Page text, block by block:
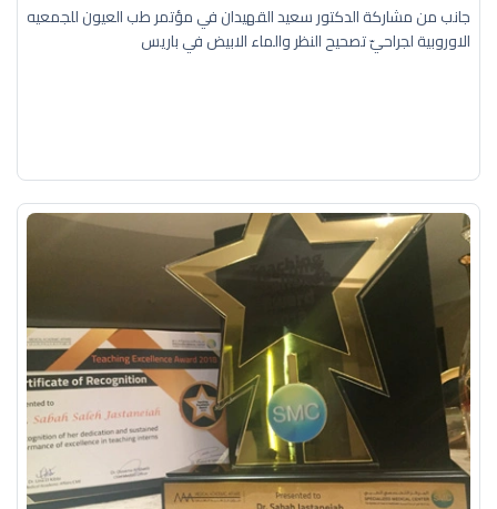
جانب من مشاركة الدكتور سعيد القهيدان في مؤتمر طب العيون للجمعيه
الاوروبية لجراحيّ تصحيح النظر والماء الابيض في باريس